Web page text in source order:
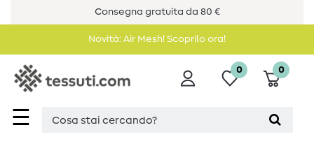
Consegna gratuita da 80 €
Novità: Air Mesh! Scoprilo ora!
☰
0 0